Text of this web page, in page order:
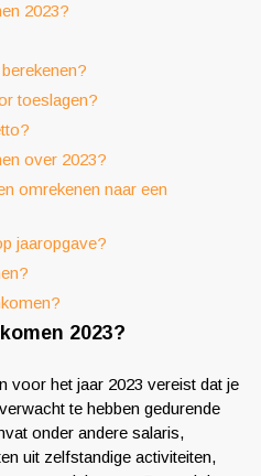
2023?
toeslagen?
over 2023?
omrekenen naar een
jaaropgave?
2023?
voor het jaar 2023 vereist dat je
te hebben gedurende
onder andere salaris,
uit zelfstandige activiteiten,